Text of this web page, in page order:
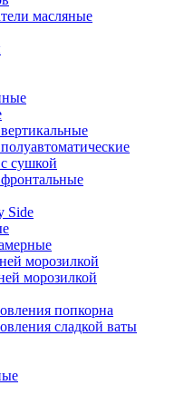
масляные
сушкой
Side
морозилкой
морозилкой
попкорна
сладкой ваты